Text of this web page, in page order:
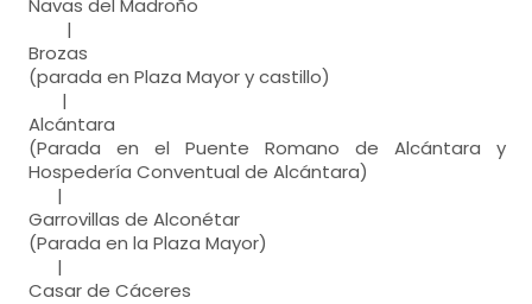
Navas del Madroño
|
Brozas
(parada en Plaza Mayor y castillo)
|
Alcántara
(Parada en el Puente Romano de Alcántara y
Hospedería Conventual de Alcántara)
|
Garrovillas de Alconétar
(Parada en la Plaza Mayor)
|
Casar de Cáceres